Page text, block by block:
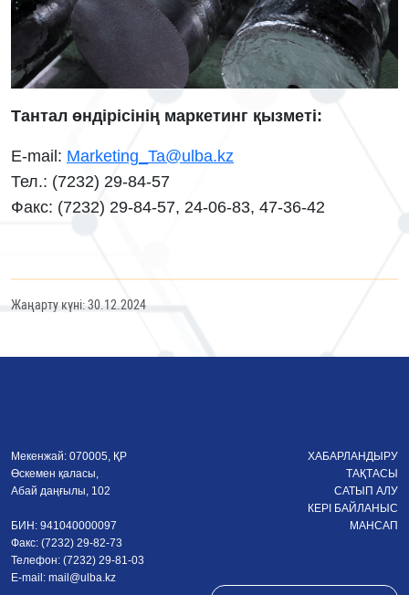
Тантал өндірісінің маркетинг қызметі:
E-mail: Marketing_Ta@ulba.kz
Тел.: (7232) 29-84-57
Факс: (7232) 29-84-57, 24-06-83, 47-36-42
Жаңарту күні: 30.12.2024
Мекенжай: 070005, ҚР
Өскемен қаласы,
Абай даңғылы, 102
БИН: 941040000097
Факс: (7232) 29-82-73
Телефон: (7232) 29-81-03
E-mail: mail@ulba.kz
ХАБАРЛАНДЫРУ
ТАҚТАСЫ
САТЫП АЛУ
КЕРІ БАЙЛАНЫС
МАНСАП